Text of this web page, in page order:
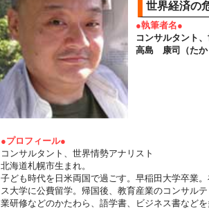
世界経済の
●執筆者名●
コンサルタント
高島 康司（た
●プロフィール●
コンサルタント、世界情勢アナリスト
北海道札幌市生まれ。
子ども時代を日米両国で過ごす。早稲田大学卒業
ス大学に公費留学。帰国後、教育産業のコンサル
業研修などのかたわら、語学書、ビジネス書など